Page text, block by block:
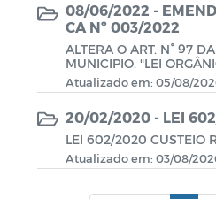
08/06/2022 -
CA Nº 003/2022
ALTERA O ART. N° 97
MUNICIPIO. "LEI
Atualizado em: 05/08/
20/02/2020 - LEI
LEI 602/2020 CUSTEIO
Atualizado em: 03/08/